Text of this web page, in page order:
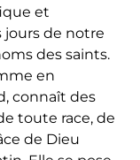
et
jours de notre
des saints.
en
connaît des
toute race, de
de Dieu